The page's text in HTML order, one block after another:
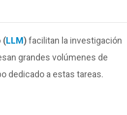
(LLM)facilitan la investigación
grandes volúmenes de
dedicado a estas tareas.